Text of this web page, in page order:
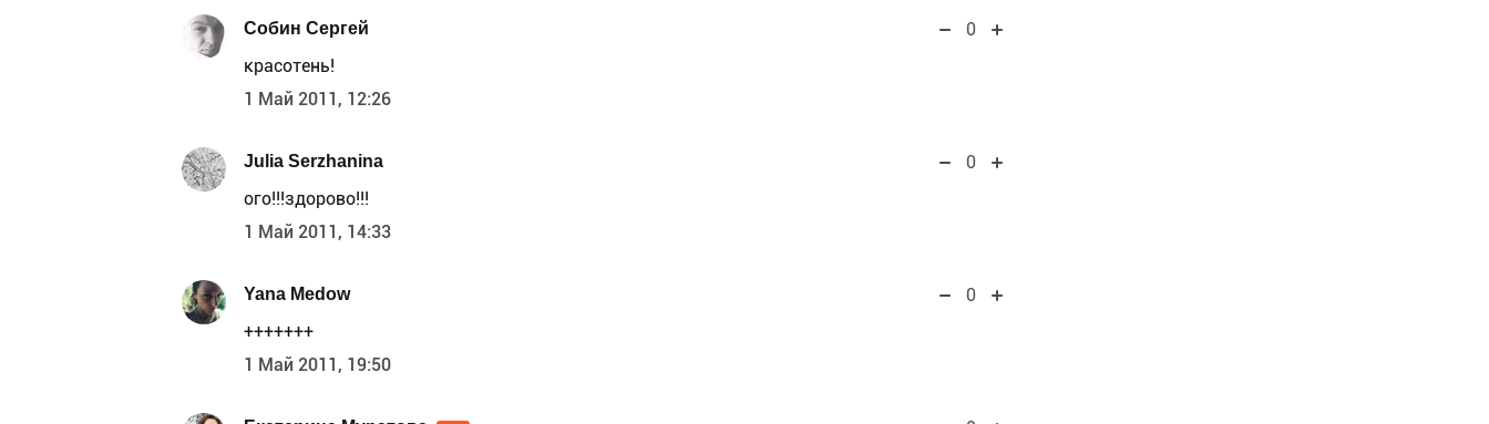
Собин Сергей
0
красотень!
1 Май 2011, 12:26
Julia Serzhanina
0
ого!!!здорово!!!
1 Май 2011, 14:33
Yana Medow
0
+++++++
1 Май 2011, 19:50